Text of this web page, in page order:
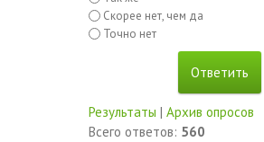
Скорее нет, чем да
Точно нет
Результаты | Архив опросов
Всего ответов: 560